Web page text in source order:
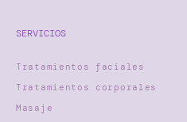
SERVICIOS
Tratamientos faciales
Tratamientos corporales
Masaje